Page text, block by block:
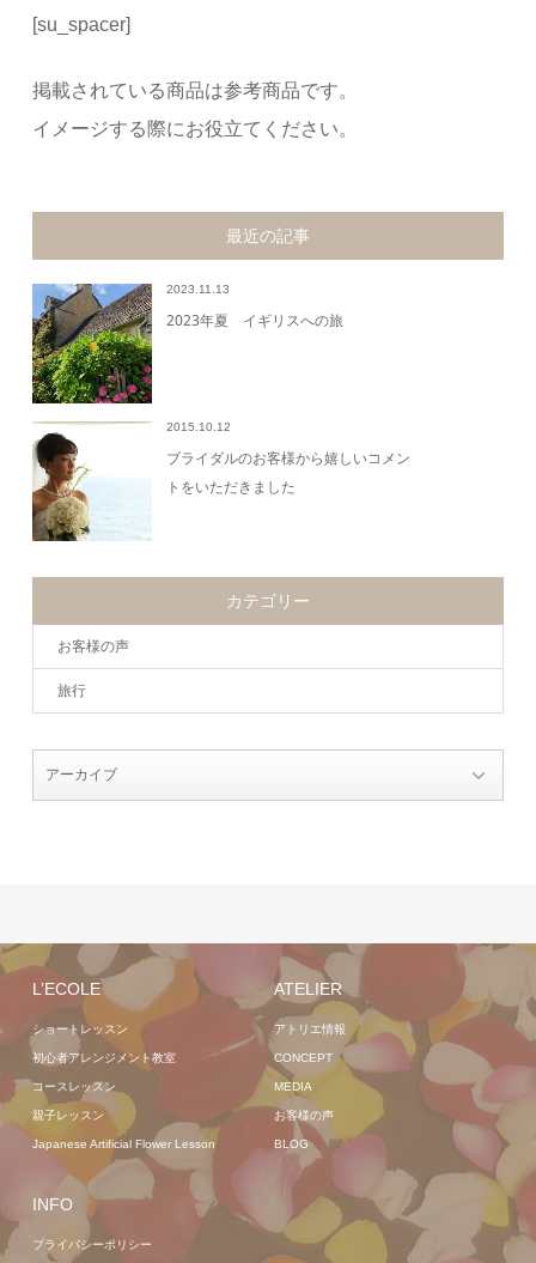
[su_spacer]
掲載されている商品は参考商品です。
イメージする際にお役立てください。
最近の記事
2023.11.13
2023年夏 イギリスへの旅
2015.10.12
ブライダルのお客様から嬉しいコメン
トをいただきました
カテゴリー
お客様の声
旅行
L’ECOLE
ショートレッスン
初心者アレンジメント教室
コースレッスン
親子レッスン
Japanese Artificial Flower Lesson
ATELIER
アトリエ情報
CONCEPT
MEDIA
お客様の声
BLOG
INFO
プライバシーポリシー